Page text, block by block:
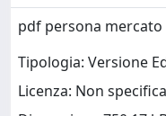
pdf persona
Tipologia: Versione
Licenza: Non